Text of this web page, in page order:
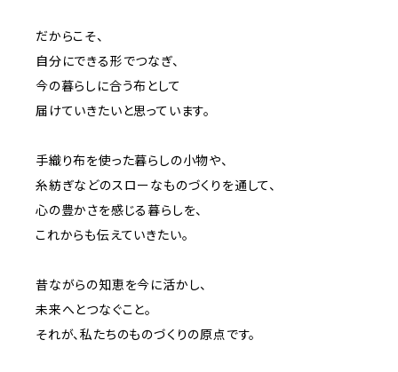
だからこそ、
自分にできる形でつなぎ、
今の暮らしに合う布として
届けていきたいと思っています。
手織り布を使った暮らしの小物や、
糸紡ぎなどのスローなものづくりを通して、
心の豊かさを感じる暮らしを、
これからも伝えていきたい。
昔ながらの知恵を今に活かし、
未来へとつなぐこと。
それが、私たちのものづくりの原点です。